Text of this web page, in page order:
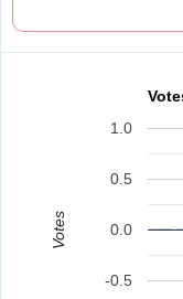
-0.5
0.0
0.5
1.0
Votes